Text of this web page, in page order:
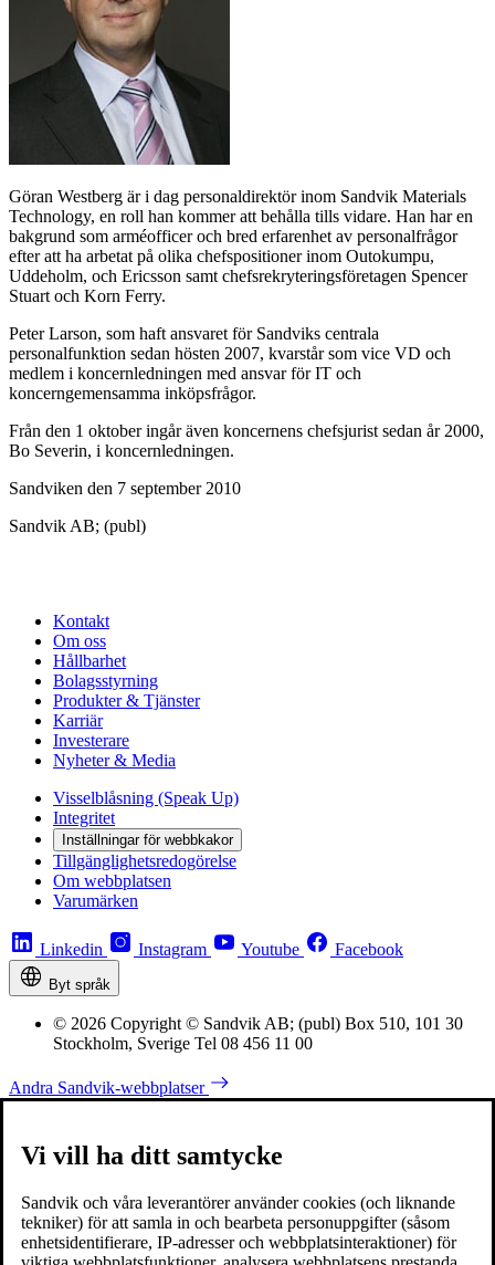
Göran Westberg är i dag personaldirektör inom Sandvik Materials
Technology, en roll han kommer att behålla tills vidare. Han har en
bakgrund som arméofficer och bred erfarenhet av personalfrågor
efter att ha arbetat på olika chefspositioner inom Outokumpu,
Uddeholm, och Ericsson samt chefsrekryteringsföretagen Spencer
Stuart och Korn Ferry.
Peter Larson, som haft ansvaret för Sandviks centrala
personalfunktion sedan hösten 2007, kvarstår som vice VD och
medlem i koncernledningen med ansvar för IT och
koncerngemensamma inköpsfrågor.
Från den 1 oktober ingår även koncernens chefsjurist sedan år 2000,
Bo Severin, i koncernledningen.
Sandviken den 7 september 2010
Sandvik AB; (publ)
Kontakt
Om oss
Hållbarhet
Bolagsstyrning
Produkter & Tjänster
Karriär
Investerare
Nyheter & Media
Visselblåsning (Speak Up)
Integritet
Inställningar för webbkakor
Tillgänglighetsredogörelse
Om webbplatsen
Varumärken
Linkedin Instagram Youtube Facebook
Byt språk
© 2026 Copyright © Sandvik AB; (publ) Box 510, 101 30
Stockholm, Sverige Tel 08 456 11 00
Andra Sandvik-webbplatser
Vi vill ha ditt samtycke
Sandvik och våra leverantörer använder cookies (och liknande
tekniker) för att samla in och bearbeta personuppgifter (såsom
enhetsidentifierare, IP-adresser och webbplatsinteraktioner) för